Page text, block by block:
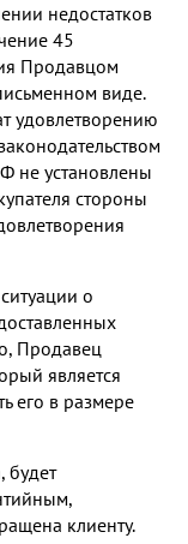
недостатков
45
Продавцом
виде.
удовлетворению
не установлены
стороны
о
Продавец
является
его в размере
будет
клиенту.